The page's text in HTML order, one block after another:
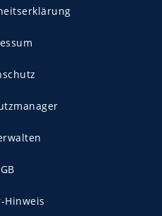
Hinweis